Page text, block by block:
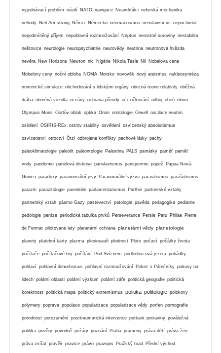
vyjednávací problém násilí NATO navigace Neandrtálci nebeská mechanika
nehody Neil Armstrong Němci Německo neomarxismus neoslavismus nepoctivost
nepodmíněný příjem nepohlavní rozmnožování Neptun nerostné suroviny nestabilita
neštovice neurologie neuropsychiatrie neurovědy neutrina neutronová hvězda
nevěra New Horizons Newton nic Nigérie Nikola Tesla Nil Nobelova cena
Nobelovy ceny noční obloha NOMA Norsko novověk nový ateismus nukleosyntéza
numerické simulace obchodování s lidskými orgány obecná teorie relativity oběžná
dráha obrněná vozidla oceány ochrana přírody oči očkování odboj oheň olovo
Olympus Mons Oortův oblak optika Orion ornitologie Orwell oscilace neutrin
osídlení OSIRIS-REx ostrov stability osvětlení osvícenský absolutismus
osvícenství otroctví Ötzi ozbrojené konflikty pachové látky pachy
paleoklimatologie paleolit paleontologie Palestina PALS památky paměť paměť
vody pandemie panelová diskuse panslavismus panspermie papež Papua Nová-
Guinea paradoxy paranormální jevy Paranormální výzva parasitismus parašutismus
paraziti parazitologie pareidolie parlamentarismus Parthie partnerské vztahy
partnerský vztah pásmo Gazy pastevectví patologie pavěda pedagogika pediatrie
pedologie peníze periodická tabulka prvků Perseverance Persie Peru Philae Pierre
de Fermat pilotované lety planetární ochrana planetární vědy planetologie
planety platební karty plazma plesiosauři plodnost Pluto počasí počátky života
počítače počítačové hry počítání Pod Svícnem podledovcová jezera pohádky
pohlaví pohlavní dimorfismus pohlavní rozmnožování Pokec s Pátečníky pokusy na
lidech polární oblasti polární výzkum polární záře politická geografie politická
korektnost politická mapa politický extremismus politika politologie polokovy
polymery poprava populace popularizace popularizace vědy porfen pornografie
porodnost porozumění posttraumatická intervence potkani potraviny poválečná
politika pověry povodně požáry poznání Praha prameny práva dětí práva žen
práva zvířat pravěk pravice právo pravopis Pražský hrad Přední východ